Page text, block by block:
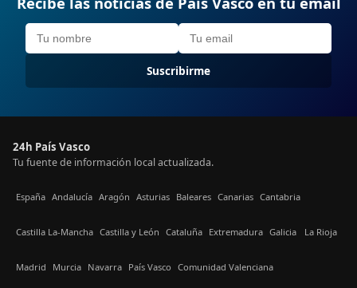
Suscribirme
24h País Vasco
Tu fuente de información local actualizada.
España Andalucía Aragón Asturias Baleares Canarias Cantabria
Castilla La-Mancha Castilla y León Cataluña Extremadura Galicia La Rioja
Madrid Murcia Navarra País Vasco Comunidad Valenciana